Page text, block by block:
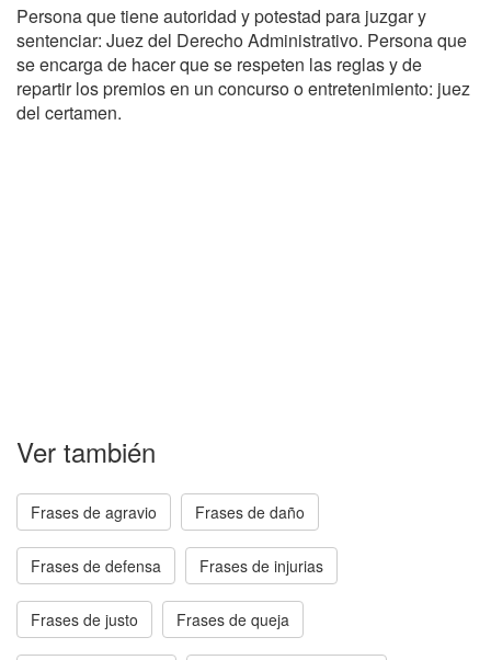
Persona que tiene autoridad y potestad para juzgar y
sentenciar: Juez del Derecho Administrativo. Persona que
se encarga de hacer que se respeten las reglas y de
repartir los premios en un concurso o entretenimiento: juez
del certamen.
Ver también
Frases de agravio Frases de daño
Frases de defensa Frases de injurias
Frases de justo Frases de queja